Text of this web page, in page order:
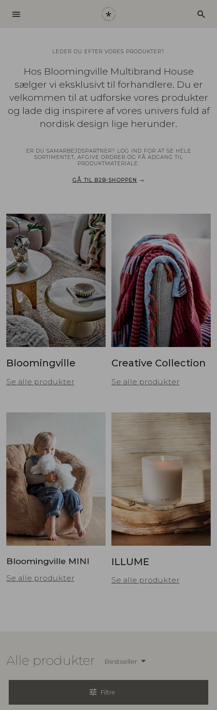
menu search
LEDER DU EFTER VORES PRODUKTER?
Hos Bloomingville Multibrand House
sælger vi eksklusivt til forhandlere. Du er
velkommen til at udforske vores produkter
og lade dig inspirere af vores univers fuld af
nordisk design lige herunder.
ER DU SAMARBEJDSPARTNER? LOG IND FOR AT SE HELE
SORTIMENTET, AFGIVE ORDRER OG FÅ ADGANG TIL
PRODUKTMATERIALE.
GÅ TIL B2B-SHOPPEN →
Bloomingville
Se alle produkter
Creative Collection
Se alle produkter
Bloomingville MINI
Se alle produkter
ILLUME
Se alle produkter
Alle produkter Bestseller
tune Filtre